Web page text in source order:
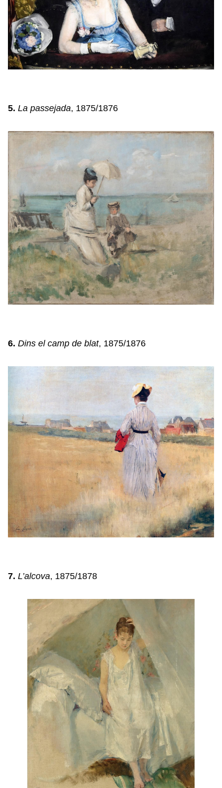
5. La passejada, 1875/1876
6. Dins el camp de blat, 1875/1876
7. L’alcova, 1875/1878